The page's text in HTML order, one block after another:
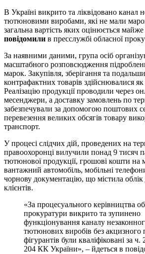
В Україні викрито та ліквідовано канал незаконної торгівлі
тютюновими виробами, які не мали
загальна вартість яких оцінюється
повідомили в пресслужбі обласної
За наявними даними, група осіб
масштабного розповсюдження
марок. Закупівля, зберігання та
контрафактних товарів здійснювалися як
Реалізацію продукції проводили через
месенджери, а доставку замовлень по
забезпечували за допомогою поштових
перевезення великих обсягів товару
транспорт.
У процесі слідчих дій, проведених на
правоохоронці вилучили понад 9 тисяч
тютюнової продукції, грошові кошти на
вантажний автомобіль, мобільні
чорнову документацію, що містила облік
клієнтів.
«За процесуального керівництва обласної
прокуратури викрито та зупинено
функціонування каналу
тютюнових виробів без акцизного
фігурантів були кваліфіковані за ч.
204 КК України», – йдеться в